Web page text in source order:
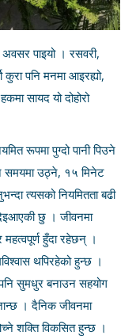
पाइयो । रसवरी,
पनि मनमा आइरह्यो,
सायद यो दोहोरो
रूपमा पुग्दो पानी पिउने
समयमा उठ्ने, १५ मिनेट
त्यसको नियमितता बढी
छु । जीवनमा
महत्वपूर्ण हुँदा रहेछन् ।
थपिरहेको हुन्छ ।
सुमधुर बनाउन सहयोग
। दैनिक जीवनमा
शक्ति विकसित हुन्छ ।